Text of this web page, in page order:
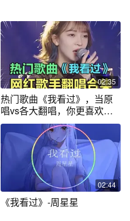
02:35
热门歌曲《我看过》，当原
唱vs各大翻唱，你更喜欢哪
位？
02:44
《我看过》-周星星